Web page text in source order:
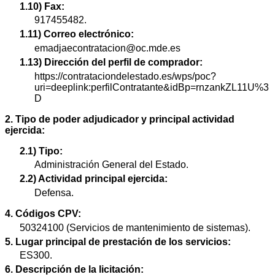
1.10) Fax:
917455482.
1.11) Correo electrónico:
emadjaecontratacion@oc.mde.es
1.13) Dirección del perfil de comprador:
https://contrataciondelestado.es/wps/poc?
uri=deeplink:perfilContratante&idBp=rnzankZL11U%3
D
2. Tipo de poder adjudicador y principal actividad
ejercida:
2.1) Tipo:
Administración General del Estado.
2.2) Actividad principal ejercida:
Defensa.
4. Códigos CPV:
50324100 (Servicios de mantenimiento de sistemas).
5. Lugar principal de prestación de los servicios:
ES300.
6. Descripción de la licitación: